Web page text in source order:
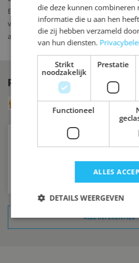
En mocht u over een aantal jaren toch
veranderen aan het kastinterieur, dan
aanvullende lades of planken bestellen.
REVIEWS VAN ONZE KLANTEN
Uit 249 reviews via Klanten Vertellen
Yvette
ALLE REFERENTIES
die deze kunnen combineren
informatie die u aan hen
die zij hebben verzameld
van hun diensten.
Strikt
noodzakelijk
Prestatie
Functioneel
ALLES
DETAILS WEERGEVEN